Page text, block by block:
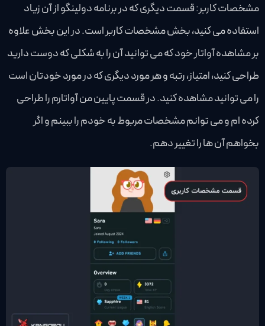
مشخصات کاربر: قسمت دیگری که در برنامه دولینگو از آن زیاد
استفاده می کنید، بخش مشخصات کاربر است. در این بخش علاوه
بر مشاهده آواتار خود که می توانید آن را به شکلی که دوست دارید
طراحی کنید، امتیاز، رتبه و هر مورد دیگری که در مورد خودتان است
را می توانید مشاهده کنید. در قسمت پایین من آواتارم را طراحی
کرده ام و می توانم مشخصات مربوط به خودم را ببینم و اگر
بخواهم آن ها را تغییر دهم.